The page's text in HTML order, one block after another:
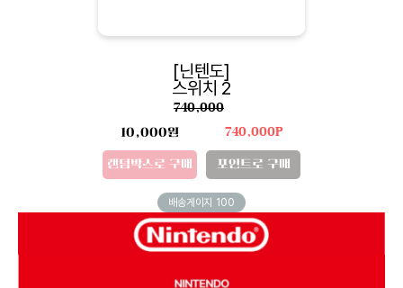
[닌텐도]
스위치 2
740,000
10,000원
랜덤박스로 구매
740,000P
포인트로 구매
배송게이지 100